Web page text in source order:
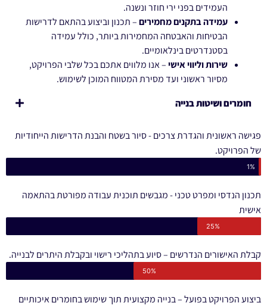
העמידים בפני ירי חוזר ונשנה.
עמידה בתקנים מחמירים– תכנון וביצוע בהתאם לדרישות
הבטיחות והאבטחה המחמירות ביותר, כולל עמידה
בסטנדרטים בינלאומיים.
שירות וליווי אישי– אנו מלווים אתכם בכל שלבי הפרויקט,
מסיור ראשוני ועד מסירת המטווח המוכן לשימוש.
חומרים ושיטות בנייה
פגישה ראשונית והגדרת צרכים - סיור בשטח והבנת הדרישות הייחודיות
של הפרויקט.
1%
תכנון הנדסי ומפרט טכני - מגבשים תוכנית עבודה מפורטת בהתאמה
אישית
25%
קבלת האישורים הנדרשים – סיוע בתהליכי רישוי ובקבלת היתרים לבנייה.
50%
ביצוע הפרויקט בפועל – בנייה מקצועית תוך שימוש בחומרים איכותיים